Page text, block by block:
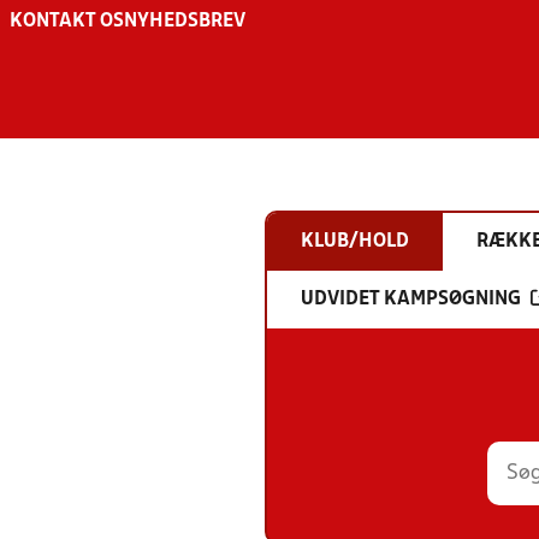
KONTAKT OS NYHEDSBREV
KLUB/HOLD
UDVIDET KAMPSØGNING